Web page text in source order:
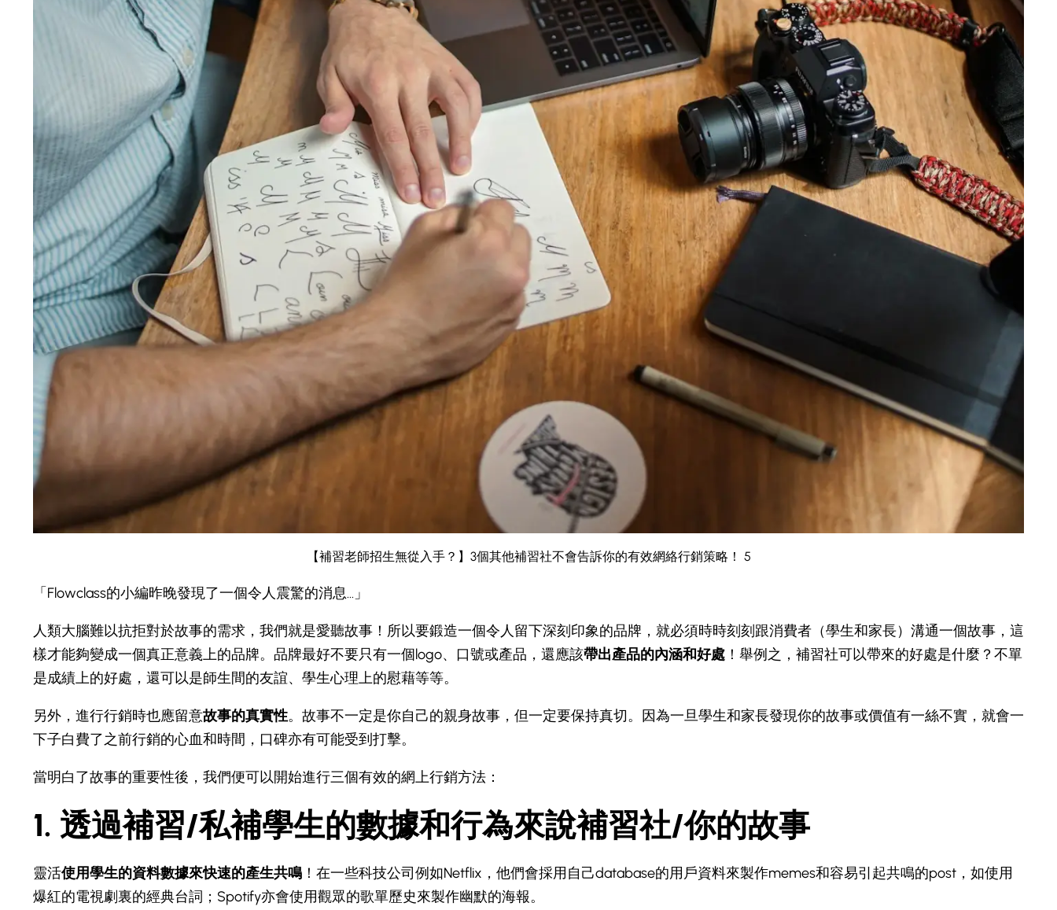
【補習老師招生無從入手？】3個其他補習社不會告訴你的有效網絡行銷策略！ 5
「Flowclass的小編昨晚發現了一個令人震驚的消息…」
人類大腦難以抗拒對於故事的需求，我們就是愛聽故事！所以要鍛造一個令人留下深刻印象的品牌，就必須時時刻刻跟消費者（學生和家長）溝通一個故事，這
樣才能夠變成一個真正意義上的品牌。品牌最好不要只有一個logo、口號或產品，還應該帶出產品的內涵和好處 ！舉例之，補習社可以帶來的好處是什麼？不單
是成績上的好處，還可以是師生間的友誼、學生心理上的慰藉等等。
另外，進行行銷時也應留意故事的真實性。故事不一定是你自己的親身故事，但一定要保持真切。因為一旦學生和家長發現你的故事或價值有一絲不實，就會一
下子白費了之前行銷的心血和時間，口碑亦有可能受到打擊。
當明白了故事的重要性後，我們便可以開始進行三個有效的網上行銷方法：
1. 透過補習/私補學生的數據和行為來說補習社/你的故事
靈活使用學生的資料數據來快速的產生共鳴 ！在一些科技公司例如Netflix，他們會採用自己database的用戶資料來製作memes和容易引起共鳴的post，如使用
爆紅的電視劇裏的經典台詞；Spotify亦會使用觀眾的歌單歷史來製作幽默的海報。